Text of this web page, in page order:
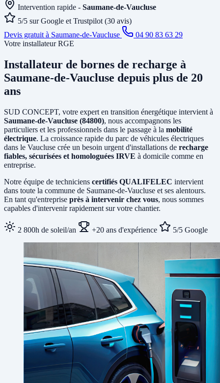
Intervention rapide - Saumane-de-Vaucluse
5/5 sur Google et Trustpilot (30 avis)
Devis gratuit à Saumane-de-Vaucluse
04 90 83 63 29
Votre installateur RGE
Installateur de bornes de recharge à
Saumane-de-Vaucluse depuis plus de 20
ans
SUD CONCEPT, votre expert en transition énergétique intervient à
Saumane-de-Vaucluse (84800), nous accompagnons les
particuliers et les professionnels dans le passage à la mobilité
électrique. La croissance rapide du parc de véhicules électriques
dans le Vaucluse crée un besoin urgent d'installations de recharge
fiables, sécurisées et homologuées IRVE à domicile comme en
entreprise.
Notre équipe de techniciens certifiés QUALIFELEC intervient
dans toute la commune de Saumane-de-Vaucluse et ses alentours.
En tant qu'entreprise près à intervenir chez vous, nous sommes
capables d'intervenir rapidement sur votre chantier.
2 800h de soleil/an +20 ans d'expérience 5/5 Google